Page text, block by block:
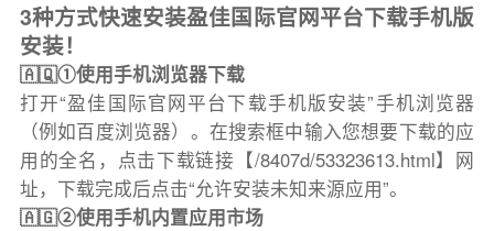
3种方式快速安装盈佳国际官网平台下载手机版
安装！
🇦🇶①使用手机浏览器下载
打开“盈佳国际官网平台下载手机版安装”手机浏览器
（例如百度浏览器）。在搜索框中输入您想要下载的应
用的全名，点击下载链接【/8407d/53323613.html】网
址，下载完成后点击“允许安装未知来源应用”。
🇦🇬②使用手机内置应用市场